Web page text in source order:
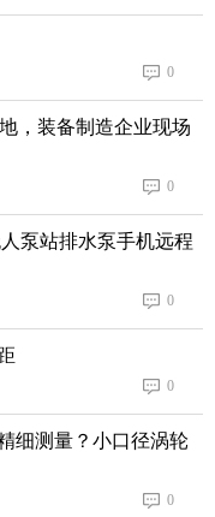
0
，装备制造企业现场
0
泵站排水泵手机远程
0
0
细测量？小口径涡轮
0